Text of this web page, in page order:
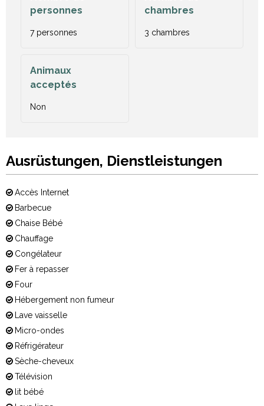
personnes
7 personnes
chambres
3 chambres
Animaux
acceptés
Non
Ausrüstungen, Dienstleistungen
Accès Internet
Barbecue
Chaise Bébé
Chauffage
Congélateur
Fer à repasser
Four
Hébergement non fumeur
Lave vaisselle
Micro-ondes
Réfrigérateur
Sèche-cheveux
Télévision
lit bébé